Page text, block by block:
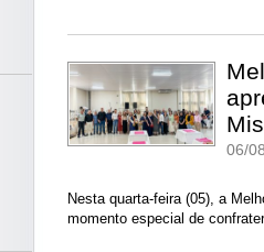
06/
Nesta quarta-feira (05), a
momento especial de